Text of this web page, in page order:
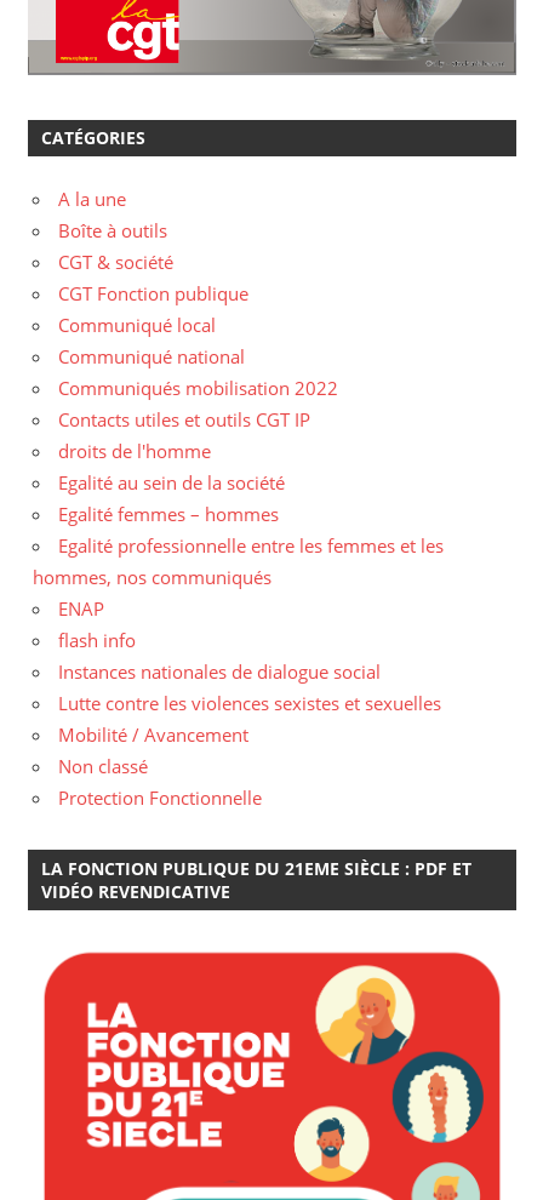
CATÉGORIES
A la une
Boîte à outils
CGT & société
CGT Fonction publique
Communiqué local
Communiqué national
Communiqués mobilisation 2022
Contacts utiles et outils CGT IP
droits de l'homme
Egalité au sein de la société
Egalité femmes – hommes
Egalité professionnelle entre les femmes et les
hommes, nos communiqués
ENAP
flash info
Instances nationales de dialogue social
Lutte contre les violences sexistes et sexuelles
Mobilité / Avancement
Non classé
Protection Fonctionnelle
LA FONCTION PUBLIQUE DU 21EME SIÈCLE : PDF ET
VIDÉO REVENDICATIVE